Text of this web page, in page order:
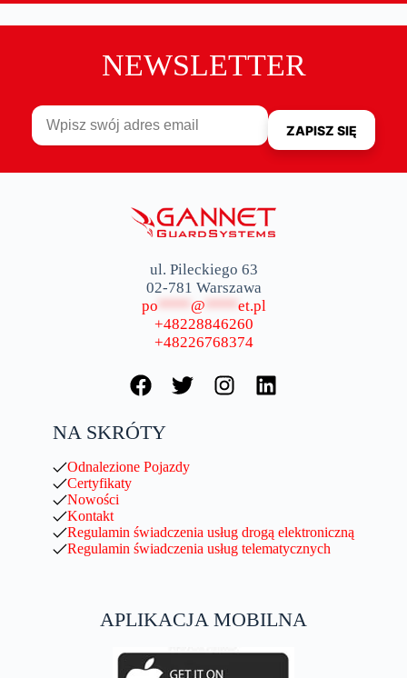
NEWSLETTER
ul. Pileckiego 63
02-781 Warszawa
po **** @ **** et.pl
+48228846260
+48226768374
NA SKRÓTY
Odnalezione Pojazdy
Certyfikaty
Nowości
Kontakt
Regulamin świadczenia usług drogą elektroniczną
Regulamin świadczenia usług telematycznych
APLIKACJA MOBILNA